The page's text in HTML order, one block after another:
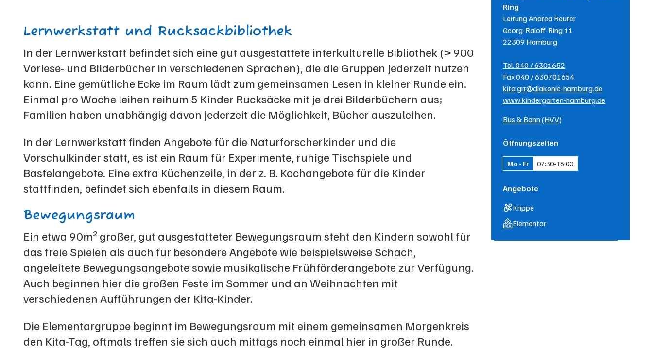
Lernwerkstatt und Rucksackbibliothek
In der Lernwerkstatt befindet sich eine gut ausgestattete interkulturelle Bibliothek (> 900
Vorlese- und Bilderbücher in verschiedenen Sprachen), die die Gruppen jederzeit nutzen
kann. Eine gemütliche Ecke im Raum lädt zum gemeinsamen Lesen in kleiner Runde ein.
Einmal pro Woche leihen reihum 5 Kinder Rucksäcke mit je drei Bilderbüchern aus;
Familien haben unabhängig davon jederzeit die Möglichkeit, Bücher auszuleihen.
In der Lernwerkstatt finden Angebote für die Naturforscherkinder und die
Vorschulkinder statt, es ist ein Raum für Experimente, ruhige Tischspiele und
Bastelangebote. Eine extra Küchenzeile, in der z. B. Kochangebote für die Kinder
stattfinden, befindet sich ebenfalls in diesem Raum.
Bewegungsraum
Ein etwa 90m2 großer, gut ausgestatteter Bewegungsraum steht den Kindern sowohl für
das freie Spielen als auch für besondere Angebote wie beispielsweise Schach,
angeleitete Bewegungsangebote sowie musikalische Frühförderangebote zur Verfügung.
Auch beginnen hier die großen Feste im Sommer und an Weihnachten mit
verschiedenen Aufführungen der Kita-Kinder.
Die Elementargruppe beginnt im Bewegungsraum mit einem gemeinsamen Morgenkreis
den Kita-Tag, oftmals treffen sie sich auch mittags noch einmal hier in großer Runde.
Ring
LeitungAndrea Reuter
Georg-Raloff-Ring 11
22309 Hamburg
Tel. 040 / 6301652
Fax040 / 630701654
kita.grr@diakonie-hamburg.de
www.kindergarten-hamburg.de
Bus & Bahn (HVV)
Öffnungszeiten
Mo - Fr 07:30-16:00
Angebote
Krippe
Elementar